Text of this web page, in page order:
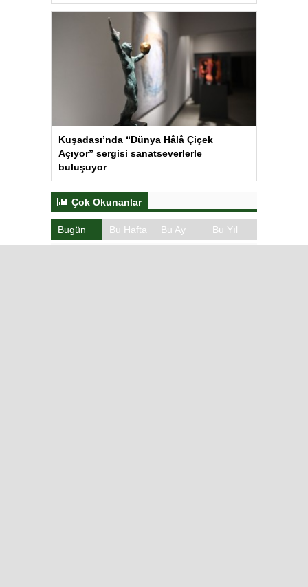
Kuşadası’nda “Dünya Hâlâ Çiçek
Açıyor” sergisi sanatseverlerle
buluşuyor
Çok Okunanlar
Bugün Bu Hafta Bu Ay Bu Yıl